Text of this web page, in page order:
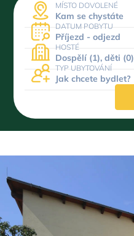
MÍSTO DOVOLENÉ
Kam se chystáte
DATUM POBYTU
Příjezd - odjezd
HOSTÉ
Dospělí (1), děti (0)
TYP UBYTOVÁNÍ
Jak chcete bydlet?